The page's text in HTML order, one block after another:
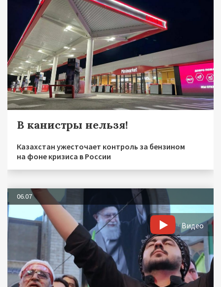
В канистры нельзя!
Казахстан ужесточает контроль за бензином
на фоне кризиса в России
06.07
Видео